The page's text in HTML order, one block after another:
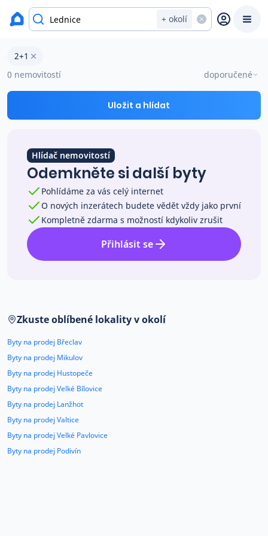
+ okolí
Prodat
Prodej s Reas.cz
Ceny prodaných nemovitostí
Okamžitý výkup
Přehled realitních makléřů
O nás
Kariéra
Kontakt
okres Břeclav
Byty 2+1 na prodej Lednice
2+1
0 nemovitostí
doporučené
Uložit a hlídat
Hlídač nemovitostí
Odemkněte si další byty
Pohlídáme za vás celý internet
O nových inzerátech budete vědět vždy jako první
Kompletně zdarma s možností kdykoliv zrušit
Přihlásit se
Zkuste oblíbené lokality v okolí
Byty na prodej Břeclav
Byty na prodej Mikulov
Byty na prodej Hustopeče
Byty na prodej Velké Bílovice
Byty na prodej Lanžhot
Byty na prodej Valtice
Byty na prodej Velké Pavlovice
Byty na prodej Podivín